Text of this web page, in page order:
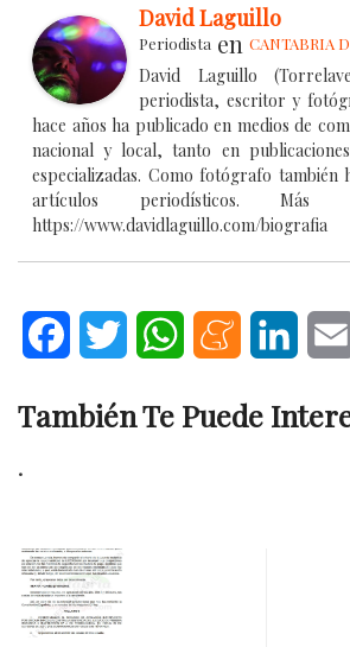
David Laguillo
Periodista en CANTABRIA
David Laguillo
periodista, escritor y
hace años ha publicado en medios de
nacional y local, tanto en
especializadas. Como fotógrafo
artículos periodísticos. Más
https://www.davidlaguillo.com/biografia
FacebookTwitter WhatsAppMeneame
También Te Puede
.